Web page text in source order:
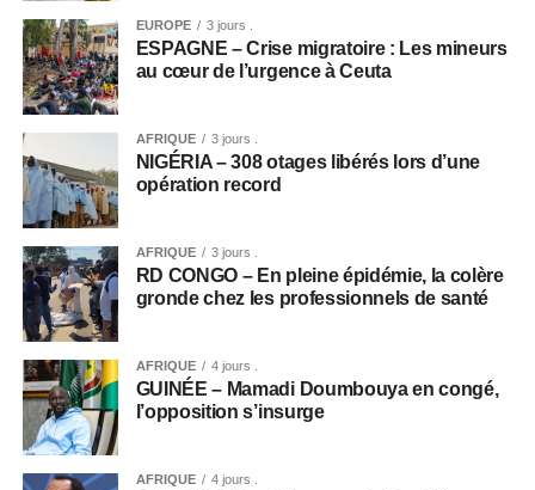
EUROPE 3 jours .
ESPAGNE – Crise migratoire : Les mineurs
au cœur de l’urgence à Ceuta
AFRIQUE 3 jours .
NIGÉRIA – 308 otages libérés lors d’une
opération record
AFRIQUE 3 jours .
RD CONGO – En pleine épidémie, la colère
gronde chez les professionnels de santé
AFRIQUE 4 jours .
GUINÉE – Mamadi Doumbouya en congé,
l’opposition s’insurge
AFRIQUE 4 jours .